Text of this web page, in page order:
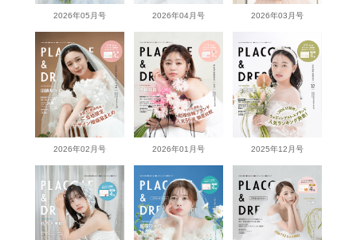
2026年05月号 2026年04月号 2026年03月号
2026年02月号 2026年01月号 2025年12月号